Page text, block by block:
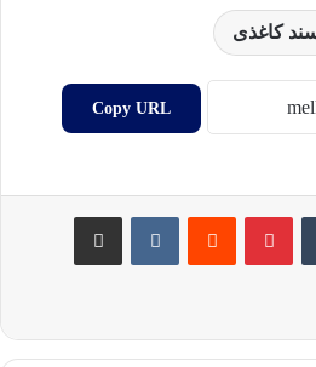
کاغذی
Copy URL